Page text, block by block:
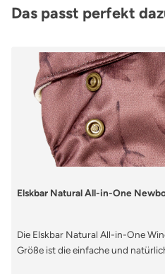
Produktgalerie überspringen
Das passt perfekt
Elskbar Natural All-in-One
Die Elskbar Natural All-in-One
Größe ist die einfache und